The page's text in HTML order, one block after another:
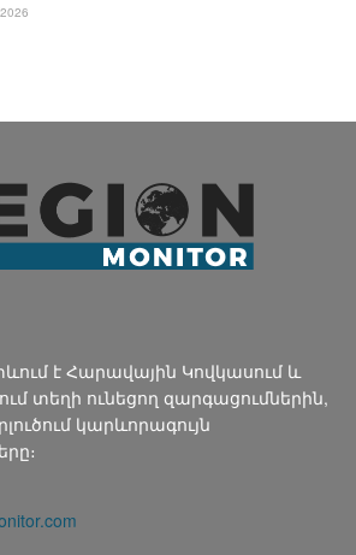
է Հարավային Կովկասում և
տեղի ունեցող զարգացումներին,
կարևորագույն